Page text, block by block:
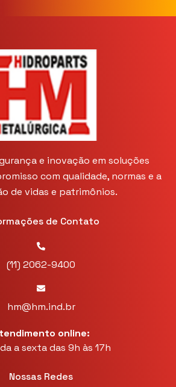
e inovação em soluções
com qualidade, normas e a
de vidas e patrimônios.
de Contato
(11) 2062-9400
hm@hm.ind.br
online:
a sexta das 9h às 17h
Nossas Redes